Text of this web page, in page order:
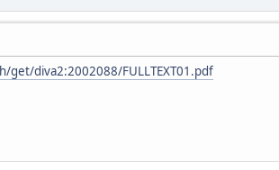
diva2:2002088/FULLTEXT01.pdf